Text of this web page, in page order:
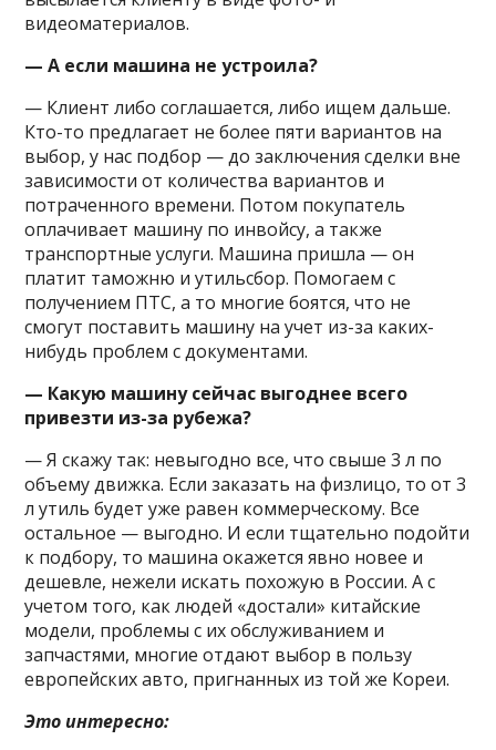
видеоматериалов.
— А если машина не устроила?
— Клиент либо соглашается, либо ищем дальше.
Кто-то предлагает не более пяти вариантов на
выбор, у нас подбор — до заключения сделки вне
зависимости от количества вариантов и
потраченного времени. Потом покупатель
оплачивает машину по инвойсу, а также
транспортные услуги. Машина пришла — он
платит таможню и утильсбор. Помогаем с
получением ПТС, а то многие боятся, что не
смогут поставить машину на учет из-за каких-
нибудь проблем с документами.
— Какую машину сейчас выгоднее всего
привезти из-за рубежа?
— Я скажу так: невыгодно все, что свыше 3 л по
объему движка. Если заказать на физлицо, то от 3
л утиль будет уже равен коммерческому. Все
остальное — выгодно. И если тщательно подойти
к подбору, то машина окажется явно новее и
дешевле, нежели искать похожую в России. А с
учетом того, как людей «достали» китайские
модели, проблемы с их обслуживанием и
запчастями, многие отдают выбор в пользу
европейских авто, пригнанных из той же Кореи.
Это интересно: